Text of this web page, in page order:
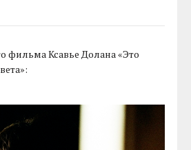
фильма Ксавье Долана «Это